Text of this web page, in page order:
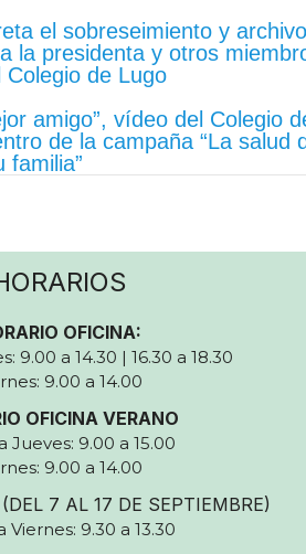
el sobreseimiento y
la presidenta y otros
de Lugo
amigo”, vídeo del Colegio
de la campaña “La salud
familia”
OFICINA:
9.00 a 14.30 | 16.30 a 18.30
9.00 a 14.00
OFICINA VERANO
Jueves: 9.00 a 15.00
9.00 a 14.00
(DEL 7 AL 17 DE SEPTIEMBRE)
Viernes: 9.30 a 13.30